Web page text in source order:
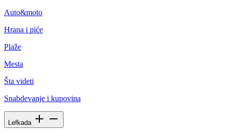
Auto&moto
Hrana i piće
Plaže
Mesta
Šta videti
Snabdevanje i kupovina
Lefkada